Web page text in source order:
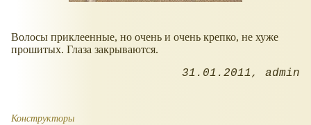
Волосы приклеенные, но очень и очень крепко, не хуже
прошитых. Глаза закрываются.
31.01.2011 admin
Конструкторы